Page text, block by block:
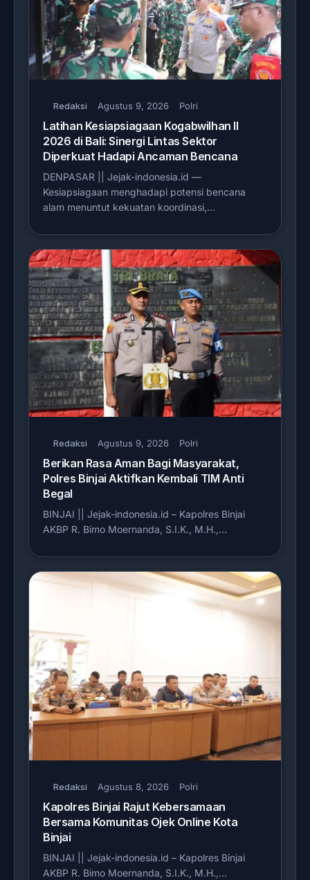
Redaksi Agustus 9, 2026 Polri
Latihan Kesiapsiagaan Kogabwilhan II
2026 di Bali: Sinergi Lintas Sektor
Diperkuat Hadapi Ancaman Bencana
DENPASAR || Jejak-indonesia.id —
Kesiapsiagaan menghadapi potensi bencana
alam menuntut kekuatan koordinasi,…
Redaksi Agustus 9, 2026 Polri
Berikan Rasa Aman Bagi Masyarakat,
Polres Binjai Aktifkan Kembali TIM Anti
Begal
BINJAI || Jejak-indonesia.id – Kapolres Binjai
AKBP R. Bimo Moernanda, S.I.K., M.H.,…
Redaksi Agustus 8, 2026 Polri
Kapolres Binjai Rajut Kebersamaan
Bersama Komunitas Ojek Online Kota
Binjai
BINJAI || Jejak-indonesia.id – Kapolres Binjai
AKBP R. Bimo Moernanda, S.I.K., M.H.,…